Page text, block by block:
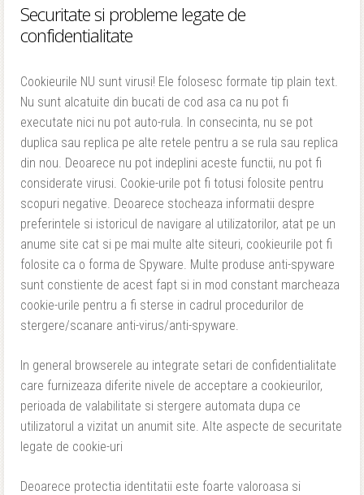
Securitate si probleme legate de
confidentialitate
Cookieurile NU sunt virusi! Ele folosesc formate tip plain text.
Nu sunt alcatuite din bucati de cod asa ca nu pot fi
executate nici nu pot auto-rula. In consecinta, nu se pot
duplica sau replica pe alte retele pentru a se rula sau replica
din nou. Deoarece nu pot indeplini aceste functii, nu pot fi
considerate virusi. Cookie-urile pot fi totusi folosite pentru
scopuri negative. Deoarece stocheaza informatii despre
preferintele si istoricul de navigare al utilizatorilor, atat pe un
anume site cat si pe mai multe alte siteuri, cookieurile pot fi
folosite ca o forma de Spyware. Multe produse anti-spyware
sunt constiente de acest fapt si in mod constant marcheaza
cookie-urile pentru a fi sterse in cadrul procedurilor de
stergere/scanare anti-virus/anti-spyware.
In general browserele au integrate setari de confidentialitate
care furnizeaza diferite nivele de acceptare a cookieurilor,
perioada de valabilitate si stergere automata dupa ce
utilizatorul a vizitat un anumit site. Alte aspecte de securitate
legate de cookie-uri
Deoarece protectia identitatii este foarte valoroasa si